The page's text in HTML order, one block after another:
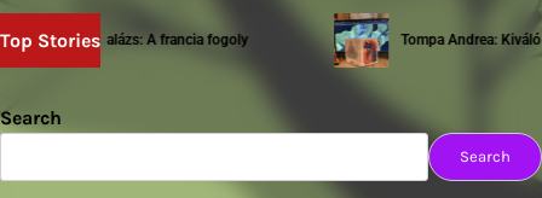
Top Stories
Sziwery Balázs: A francia fogoly Tompa Andrea: Kiváló
Search
Search